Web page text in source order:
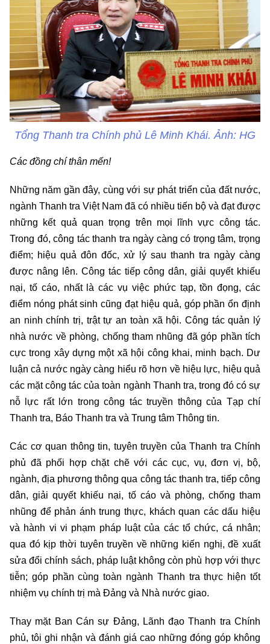
Tổng Thanh tra Chính phủ Lê Minh Khái. Ảnh: HG
Các đồng chí thân mến!
Những năm gần đây, cùng với sự phát triển của đất nước,
ngành Thanh tra Việt Nam đã có nhiều tiến bộ và đạt được
những kết quả quan trọng trên mọi lĩnh vực công tác.
Trong đó, công tác thanh tra ngày càng có trọng tâm, trọng
điểm; hiệu quả đôn đốc, xử lý sau thanh tra ngày càng
được nâng lên. Công tác tiếp công dân, giải quyết khiếu
nại, tố cáo, nhất là các vụ việc phức tạp, tồn đọng, các
điểm nóng phát sinh cũng đạt hiệu quả, góp phần ổn định
an ninh chính trị, trật tự an toàn xã hội. Công tác quản lý
nhà nước về phòng, chống tham nhũng đã góp phần tích
cực trong xây dựng một xã hội công khai, minh bạch. Dư
luận cả nước ngày càng hiểu rõ hơn về hiệu lực, hiệu quả
các mặt công tác của toàn ngành Thanh tra, trong đó có sự
nỗ lực rất lớn trong công tác truyền thông của Tạp chí
Thanh tra, Báo Thanh tra và Trung tâm Thông tin.
Các cơ quan thông tin, tuyên truyền của Thanh tra Chính
phủ đã phối hợp chặt chẽ với các cục, vụ, đơn vị, bộ,
ngành, địa phương thông qua công tác thanh tra, tiếp công
dân, giải quyết khiếu nại, tố cáo và phòng, chống tham
nhũng để phản ánh trung thực, khách quan các dấu hiệu
và hành vi vi phạm pháp luật của các tổ chức, cá nhân;
qua đó kịp thời tuyên truyền về những kiến nghị, đề xuất
sửa đổi chính sách, pháp luật không còn phù hợp với thực
tiễn; góp phần cùng toàn ngành Thanh tra thực hiện tốt
nhiệm vụ chính trị mà Đảng và Nhà nước giao.
Thay mặt Ban Cán sự Đảng, Lãnh đạo Thanh tra Chính
phủ, tôi ghi nhận và đánh giá cao những đóng góp không